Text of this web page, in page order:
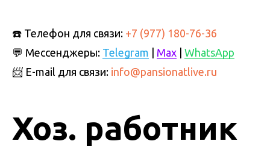
☎️ Телефон для связи: +7 (977) 180-76-36
💬 Мессенджеры: Telegram Max
WhatsApp
📨 E-mail для связи: info@pansionatlive.ru
Хоз. работник